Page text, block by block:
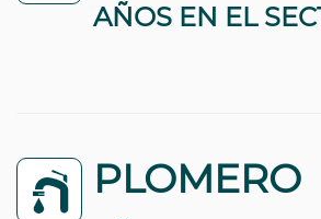
AÑOS EN EL
PLOMERO